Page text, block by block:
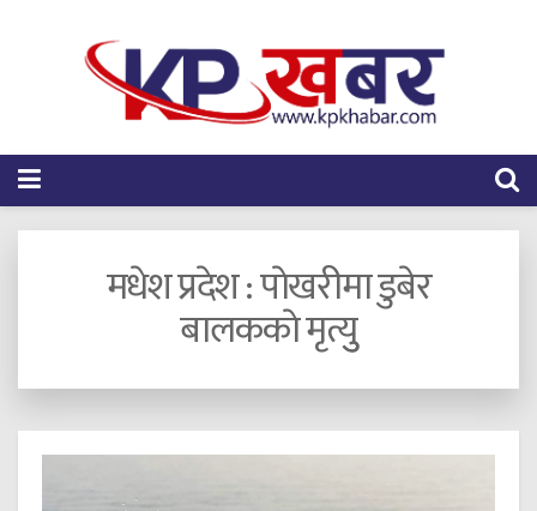
मधेश प्रदेश : पाेखरीमा डुबेर
बालककाे मृत्युु